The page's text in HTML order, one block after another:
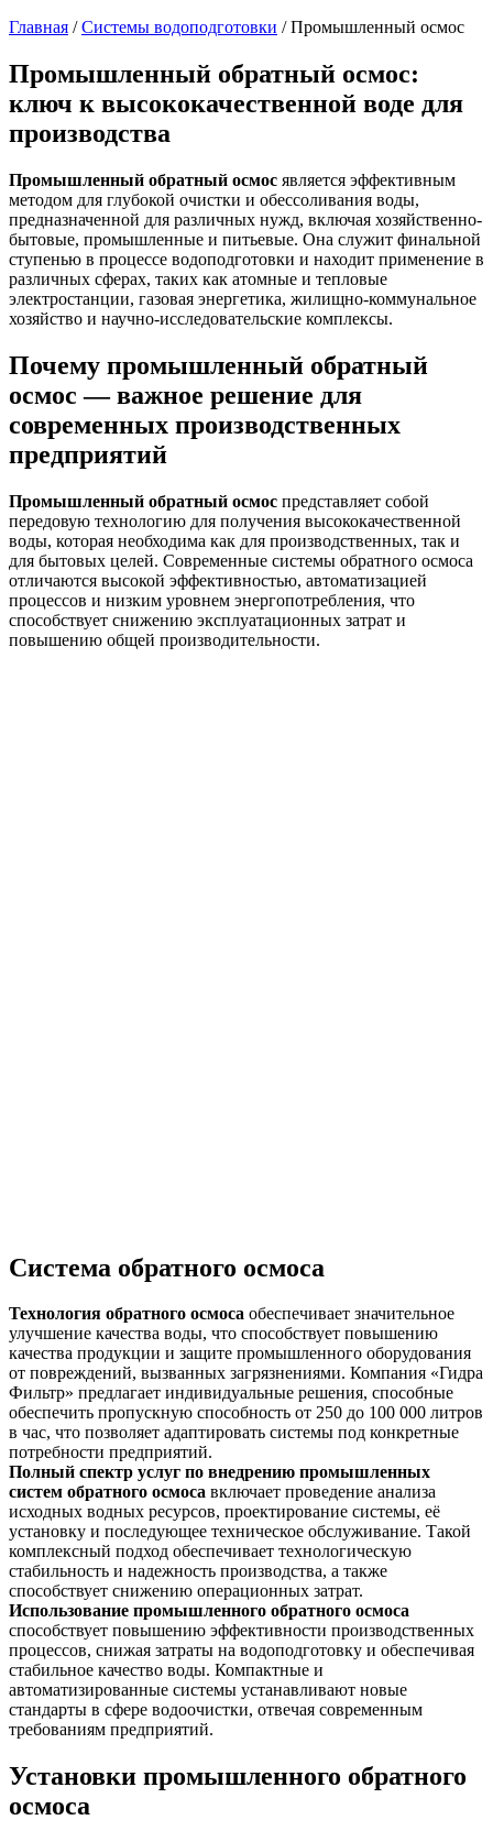
Главная /Системы водоподготовки /Промышленный осмос
Промышленный обратный осмос:
ключ к высококачественной воде для
производства
Промышленный обратный осмос является эффективным
методом для глубокой очистки и обессоливания воды,
предназначенной для различных нужд, включая хозяйственно-
бытовые, промышленные и питьевые. Она служит финальной
ступенью в процессе водоподготовки и находит применение в
различных сферах, таких как атомные и тепловые
электростанции, газовая энергетика, жилищно-коммунальное
хозяйство и научно-исследовательские комплексы.
Почему промышленный обратный
осмос — важное решение для
современных производственных
предприятий
Промышленный обратный осмос представляет собой
передовую технологию для получения высококачественной
воды, которая необходима как для производственных, так и
для бытовых целей. Современные системы обратного осмоса
отличаются высокой эффективностью, автоматизацией
процессов и низким уровнем энергопотребления, что
способствует снижению эксплуатационных затрат и
повышению общей производительности.
Система обратного осмоса
Технология обратного осмоса обеспечивает значительное
улучшение качества воды, что способствует повышению
качества продукции и защите промышленного оборудования
от повреждений, вызванных загрязнениями. Компания «Гидра
Фильтр» предлагает индивидуальные решения, способные
обеспечить пропускную способность от 250 до 100 000 литров
в час, что позволяет адаптировать системы под конкретные
потребности предприятий.
Полный спектр услуг по внедрению промышленных
систем обратного осмоса включает проведение анализа
исходных водных ресурсов, проектирование системы, её
установку и последующее техническое обслуживание. Такой
комплексный подход обеспечивает технологическую
стабильность и надежность производства, а также
способствует снижению операционных затрат.
Использование промышленного обратного осмоса
способствует повышению эффективности производственных
процессов, снижая затраты на водоподготовку и обеспечивая
стабильное качество воды. Компактные и
автоматизированные системы устанавливают новые
стандарты в сфере водоочистки, отвечая современным
требованиям предприятий.
Установки промышленного обратного
осмоса